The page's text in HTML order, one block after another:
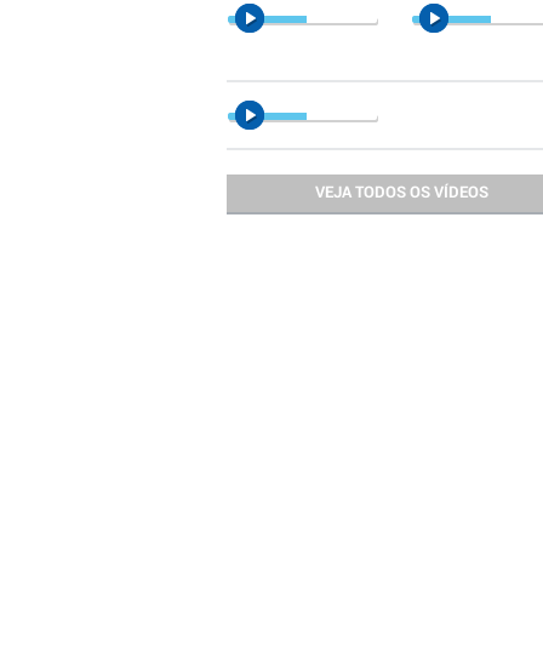
VEJA TODOS OS VÍDEOS